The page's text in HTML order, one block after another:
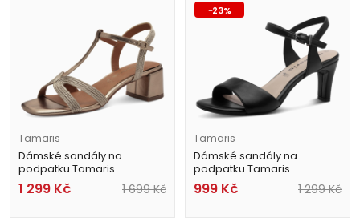
Tamaris
Dámské sandály na
podpatku Tamaris
1-28244-44 900 bronzové
1 299 Kč 1 699Kč
-23%
Tamaris
Dámské sandály na
podpatku Tamaris
1-28008-42 020 černé
999 Kč 1 299Kč